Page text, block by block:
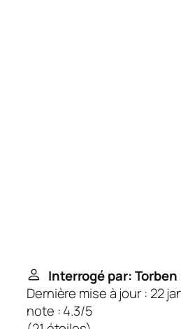
Interrogé par: Torben
Dernière mise à jour : 22
note : 4.3/5